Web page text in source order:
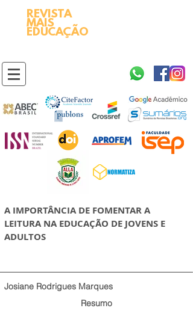
REVISTA
MAIS
EDUCAÇÃO
A IMPORTÂNCIA DE FOMENTAR A
LEITURA NA EDUCAÇÃO DE JOVENS E
ADULTOS
Josiane Rodrigues Marques
Resumo